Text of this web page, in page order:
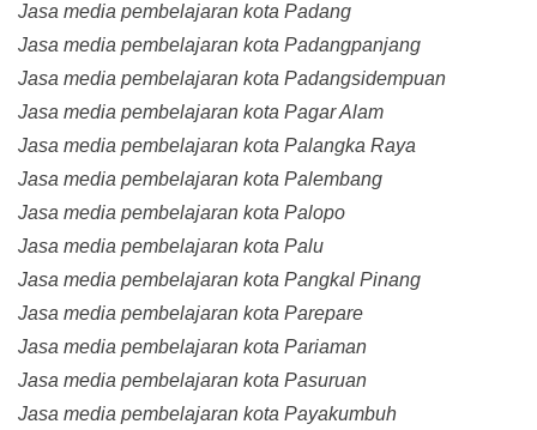
Jasa media pembelajaran kota Padang
Jasa media pembelajaran kota Padangpanjang
Jasa media pembelajaran kota Padangsidempuan
Jasa media pembelajaran kota Pagar Alam
Jasa media pembelajaran kota Palangka Raya
Jasa media pembelajaran kota Palembang
Jasa media pembelajaran kota Palopo
Jasa media pembelajaran kota Palu
Jasa media pembelajaran kota Pangkal Pinang
Jasa media pembelajaran kota Parepare
Jasa media pembelajaran kota Pariaman
Jasa media pembelajaran kota Pasuruan
Jasa media pembelajaran kota Payakumbuh